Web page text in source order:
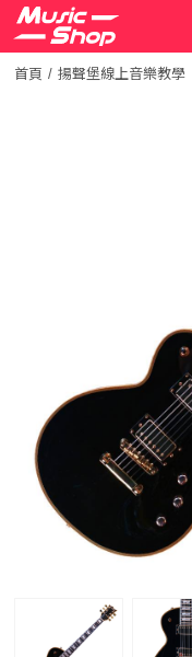
首頁 揚聲堡線上音樂教學